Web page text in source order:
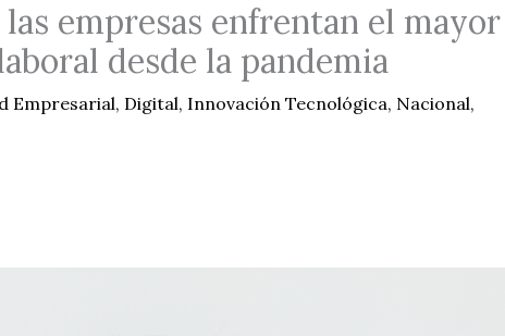
empresas enfrentan el mayor
desde la pandemia
Empresarial, Digital, Innovación Tecnológica, Nacional,